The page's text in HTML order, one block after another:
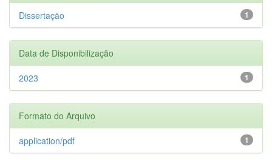
1
Dissertação
Data de Disponibilização
1
2023
Formato do Arquivo
1
application/pdf